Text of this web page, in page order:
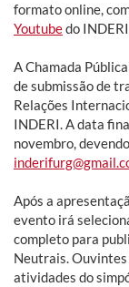
formato online,
Youtubedo
A Chamada
de submissão de
Relações
INDERI. A data
novembro,
Após a
evento irá
completo para
Neutrais. Ouvintes
atividades do